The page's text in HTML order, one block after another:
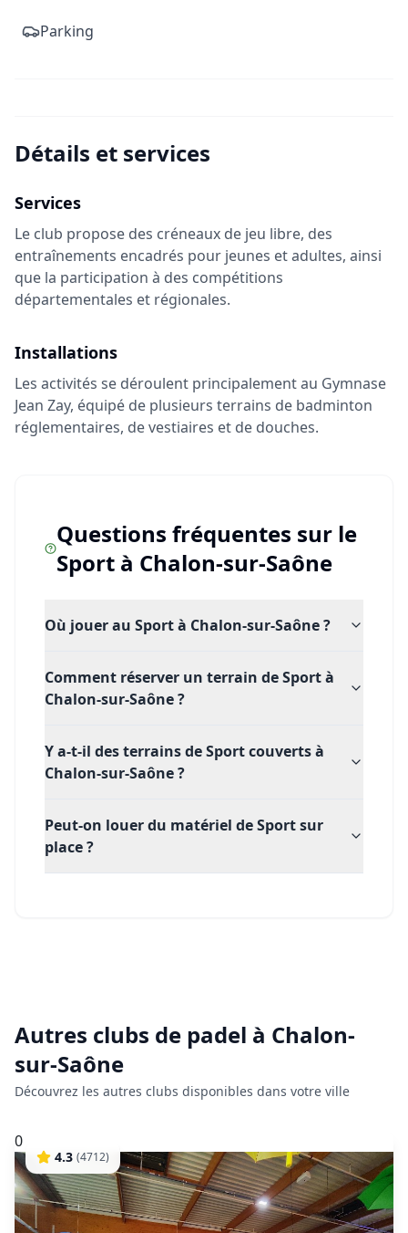
Parking
Détails et services
Services
Le club propose des créneaux de jeu libre, des
entraînements encadrés pour jeunes et adultes, ainsi
que la participation à des compétitions
départementales et régionales.
Installations
Les activités se déroulent principalement au Gymnase
Jean Zay, équipé de plusieurs terrains de badminton
réglementaires, de vestiaires et de douches.
Questions fréquentes sur le
Sportà Chalon-sur-Saône
Où jouer au Sport à Chalon-sur-Saône ?
Comment réserver un terrain de Sport à
Chalon-sur-Saône ?
Y a-t-il des terrains de Sport couverts à
Chalon-sur-Saône ?
Peut-on louer du matériel de Sport sur
place ?
Autres clubs de padel à Chalon-
sur-Saône
Découvrez les autres clubs disponibles dans votre ville
0
4.3 (4712)